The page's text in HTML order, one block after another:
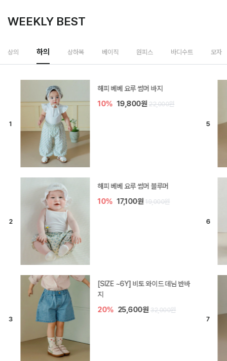
WEEKLY BEST
상의 하의 상하복 베이직 원피스 바디수트 모자
[SIZE ~6Y] 델린 린넨 바지
10% 21,600원 24,000원
듀이 아기 바지
10% 17,100원 19,000원
[SIZE ~6Y] 라핀 카프리 팬츠
30%